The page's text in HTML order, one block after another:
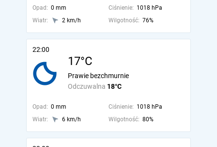
Opad: 0 mm Ciśnienie: 1018 hPa
Wiatr:
2 km/h Wilgotność: 76%
22:00
17°C
Odczuwalna 18°C
Prawie bezchmurnie
Opad: 0 mm Ciśnienie: 1018 hPa
Wiatr:
6 km/h Wilgotność: 80%